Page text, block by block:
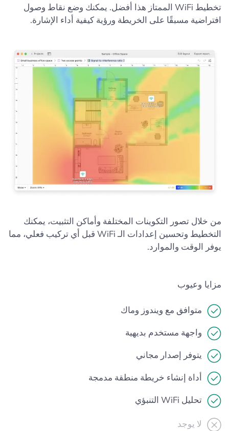
تخطيط WiFi الممتاز هذا أفضل. يمكنك وضع نقاط وصول
افتراضية مسبقًا على الخريطة ورؤية كيفية أداء الإشارة.
من خلال تصور التكوينات المختلفة وأماكن التثبيت، يمكنك
التخطيط وتحسين إعدادات الـ WiFi قبل أي تركيب فعلي، مما
يوفر الوقت والموارد.
مزايا وعيوب
متوافق مع ويندوز وماك
واجهة مستخدم بديهية
يتوفر إصدار مجاني
أداة إنشاء خريطة منطقة مدمجة
تحليل WiFi التنبؤي
لا يوجد